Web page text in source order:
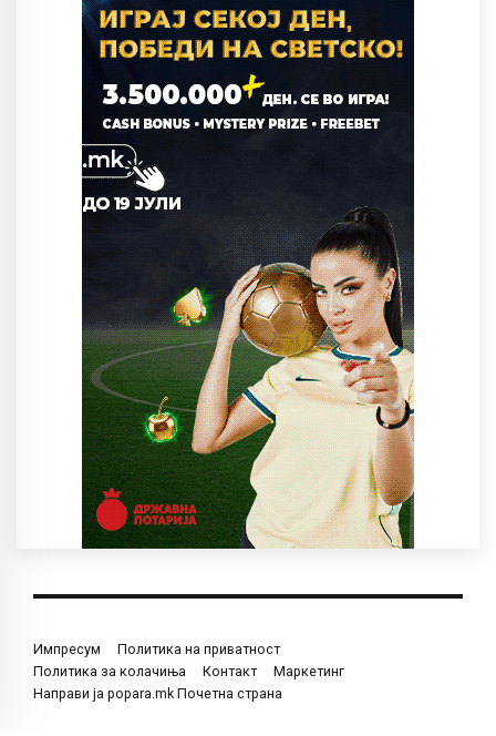
Импресум
Политика на приватност
Политика за колачиња
Контакт
Маркетинг
Направи ја popara.mk Почетна страна